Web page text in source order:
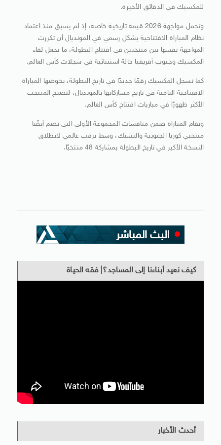
للمكسيك في الدقائق الأخيرة.
وتحمل مواجهة 2026 قيمة تاريخية خاصة، إذ لم يسبق منذ اعتماد
نظام المباراة الافتتاحية بشكل رسمي في المونديال أن تكررت
المواجهة نفسها بين منتخبين في افتتاح البطولة، ما يجعل لقاء
المكسيك وجنوب أفريقيا حالة استثنائية في سجلات كأس العالم.
كما تسجل المكسيك رقمًا جديدًا في تاريخ البطولة، بخوضها المباراة
الافتتاحية الثامنة في تاريخ مشاركاتها بالمونديال، لتصبح المنتخب
الأكثر ظهورًا في مباريات افتتاح كأس العالم.
وتقام المباراة ضمن منافسات المجموعة الأولى التي تضم أيضًا
منتخبي كوريا الجنوبية والتشيك، وسط ترقب عالمي لانطلاق
النسخة الأكبر في تاريخ البطولة بمشاركة 48 منتخبًا.
كيف نعيد أبناءنا إلى المساجد؟| فقه الحياة
أحدث الأخبار